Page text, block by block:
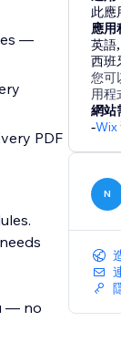
—
PDF
— no
此應
應用
英語
西班
您可
用程
網站
-Wix
N